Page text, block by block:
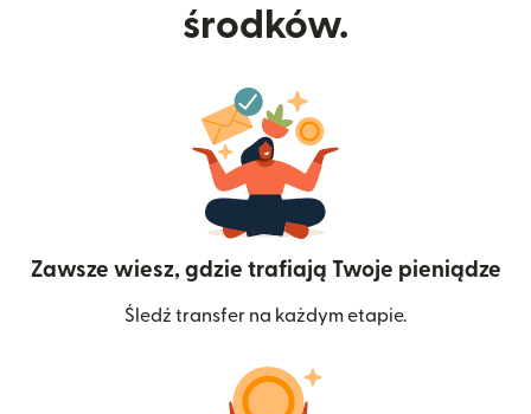
środków.
Zawsze wiesz, gdzie trafiają Twoje pieniądze
Śledź transfer na każdym etapie.